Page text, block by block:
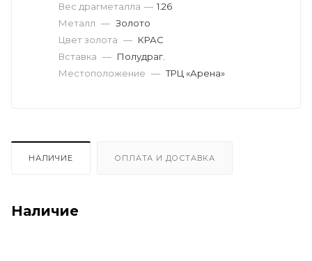
Вес драгметалла — 1.26
Металл — Золото
Вставка — Полудраг.
Цвет золота — КРАС
Местоположение — ТРЦ «Арена»
НАЛИЧИЕ ОПЛАТА И ДОСТАВКА
Наличие